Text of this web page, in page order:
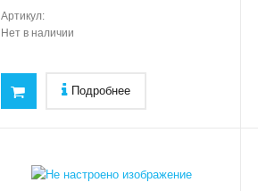
Артикул:
Нет в наличии
Подробнее